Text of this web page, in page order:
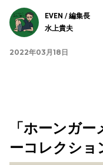
EVEN / 編集長
水上貴夫
2022年03月18日
「ホーンガ
ーコレクショ